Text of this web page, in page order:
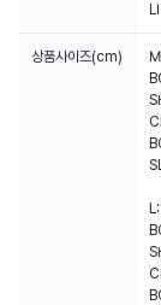
상품사이즈(cm)
L: